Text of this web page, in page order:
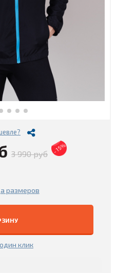
3 990 руб - 15%
размеров
клик